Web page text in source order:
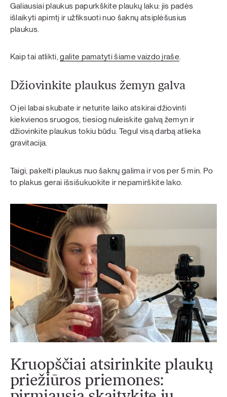
Galiausiai plaukus papurkškite plaukų laku: jis padės
išlaikyti apimtį ir užfiksuoti nuo šaknų atsiplėšusius
plaukus.
Kaip tai atlikti,galite pamatyti šiame vaizdo įraše.
Džiovinkite plaukus žemyn galva
O jei labai skubate ir neturite laiko atskirai džiovinti
kiekvienos sruogos, tiesiog nuleiskite galvą žemyn ir
džiovinkite plaukus tokiu būdu. Tegul visą darbą atlieka
gravitacija.
Taigi, pakelti plaukus nuo šaknų galima ir vos per 5 min. Po
to plakus gerai išsišukuokite ir nepamirškite lako.
Kruopščiai atsirinkite plaukų
priežiūros priemones: